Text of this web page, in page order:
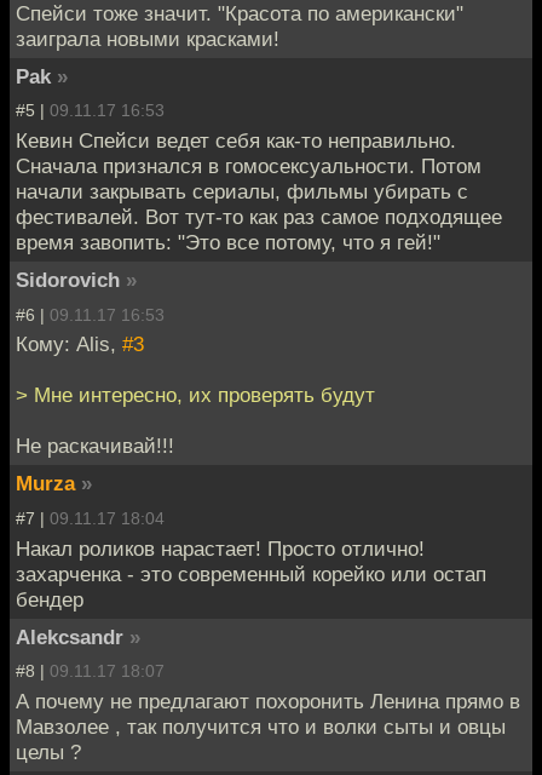
Спейси тоже значит. "Красота по американски"
заиграла новыми красками!
Pak »
#5 | 09.11.17 16:53
Кевин Спейси ведет себя как-то неправильно.
Сначала признался в гомосексуальности. Потом
начали закрывать сериалы, фильмы убирать с
фестивалей. Вот тут-то как раз самое подходящее
время завопить: "Это все потому, что я гей!"
Sidorovich »
#6 | 09.11.17 16:53
Кому: Alis, #3
> Мне интересно, их проверять будут
Не раскачивай!!!
Murza »
#7 | 09.11.17 18:04
Накал роликов нарастает! Просто отлично!
захарченка - это современный корейко или остап
бендер
Alekcsandr »
#8 | 09.11.17 18:07
А почему не предлагают похоронить Ленина прямо в
Мавзолее , так получится что и волки сыты и овцы
целы ?